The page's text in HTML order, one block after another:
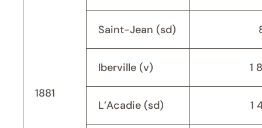
1881
Saint-Jean (sd)
Iberville (v) 1
L’Acadie (sd) 1